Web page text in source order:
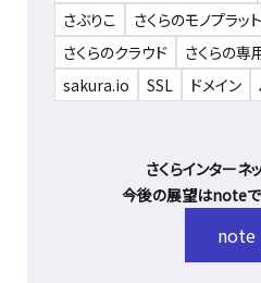
さぶりこ
さくらのモノプラッ
さくらのクラウド
さくらの専
sakura.io
SSL ドメイン
さくらインターネ
今後の展望はnoteで
note